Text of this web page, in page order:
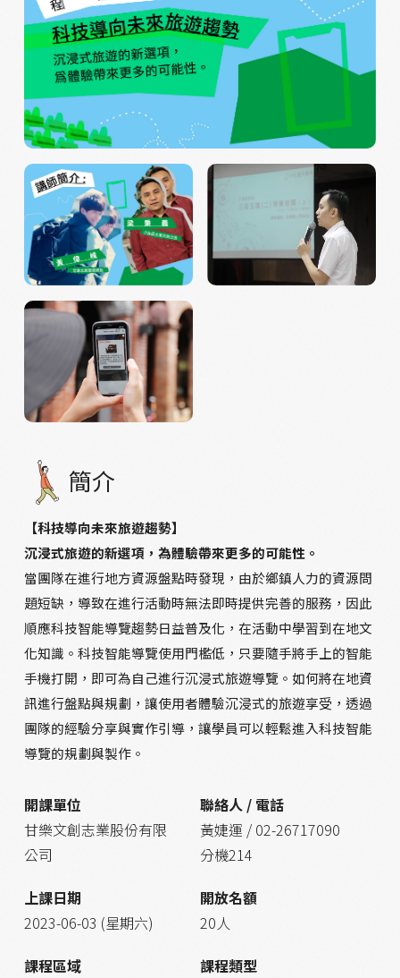
簡介
【科技導向未來旅遊趨勢】
沉浸式旅遊的新選項，為體驗帶來更多的可能性。
當團隊在進行地方資源盤點時發現，由於鄉鎮人力的資源問
題短缺，導致在進行活動時無法即時提供完善的服務，因此
順應科技智能導覽趨勢日益普及化，在活動中學習到在地文
化知識。科技智能導覽使用門檻低，只要隨手將手上的智能
手機打開，即可為自己進行沉浸式旅遊導覽。如何將在地資
訊進行盤點與規劃，讓使用者體驗沉浸式的旅遊享受，透過
團隊的經驗分享與實作引導，讓學員可以輕鬆進入科技智能
導覽的規劃與製作。
開課單位
甘樂文創志業股份有限
公司
聯絡人 / 電話
黃婕運 / 02-26717090
分機214
上課日期
2023-06-03 (星期六)
開放名額
20人
課程區域
課程類型